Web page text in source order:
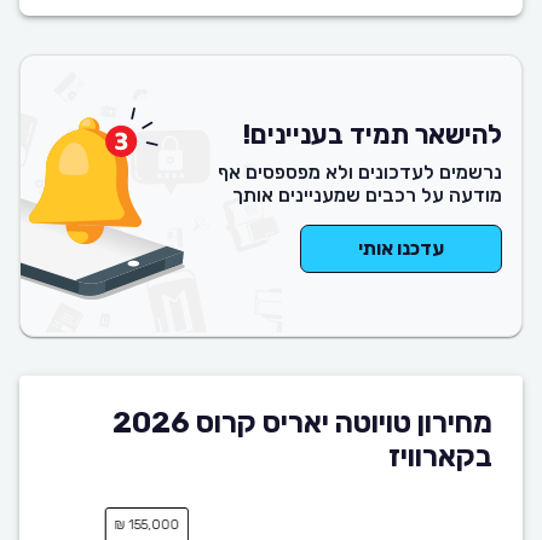
להישאר תמיד בעניינים!
נרשמים לעדכונים ולא מפספסים אף
מודעה על רכבים שמעניינים אותך
עדכנו אותי
מחירון טויוטה יאריס קרוס 2026
בקארוויז
155,000 ₪